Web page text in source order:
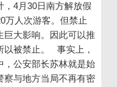
，4月30日南方解放假
万人次游客。但禁止
巨大影响。因此可以推
以被禁止。 事实上，
，公安部长苏林就是始
察与地方当局不再有密